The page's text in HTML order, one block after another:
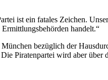
ist ein fatales Zeichen.
handelt.“
bezüglich der
Piratenpartei wird aber über